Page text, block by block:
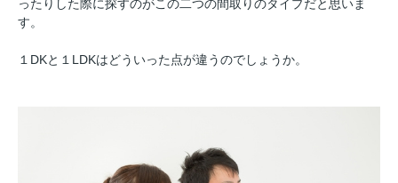
ったりした際に探すのがこの二つの間取りのタイプだと思いま
す。
１DKと１LDKはどういった点が違うのでしょうか。